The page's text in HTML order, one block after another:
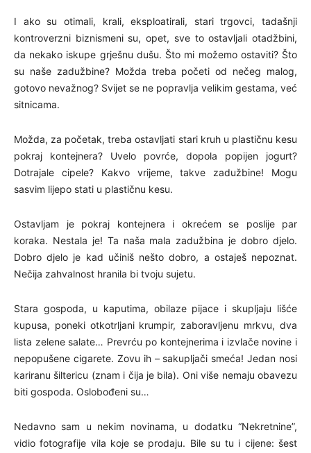
I ako su otimali, krali, eksploatirali, stari trgovci, tadašnji
kontroverzni biznismeni su, opet, sve to ostavljali otadžbini,
da nekako iskupe grješnu dušu. Što mi možemo ostaviti? Što
su naše zadužbine? Možda treba početi od nečeg malog,
gotovo nevažnog? Svijet se ne popravlja velikim gestama, već
sitnicama.
Možda, za početak, treba ostavljati stari kruh u plastičnu kesu
pokraj kontejnera? Uvelo povrće, dopola popijen jogurt?
Dotrajale cipele? Kakvo vrijeme, takve zadužbine! Mogu
sasvim lijepo stati u plastičnu kesu.
Ostavljam je pokraj kontejnera i okrećem se poslije par
koraka. Nestala je! Ta naša mala zadužbina je dobro djelo.
Dobro djelo je kad učiniš nešto dobro, a ostaješ nepoznat.
Nečija zahvalnost hranila bi tvoju sujetu.
Stara gospoda, u kaputima, obilaze pijace i skupljaju lišće
kupusa, poneki otkotrljani krumpir, zaboravljenu mrkvu, dva
lista zelene salate… Prevrću po kontejnerima i izvlače novine i
nepopušene cigarete. Zovu ih – sakupljači smeća! Jedan nosi
kariranu šiltericu (znam i čija je bila). Oni više nemaju obavezu
biti gospoda. Oslobođeni su…
Nedavno sam u nekim novinama, u dodatku “Nekretnine”,
vidio fotografije vila koje se prodaju. Bile su tu i cijene: šest